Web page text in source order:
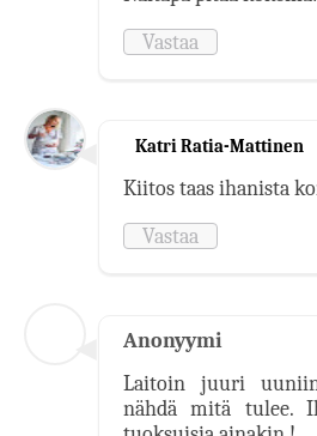
Vastaa
Katri Ratia-Mattinen
Kiitos taas ihanista
Vastaa
Anonyymi
Laitoin juuri uuniin
nähdä mitä tulee.